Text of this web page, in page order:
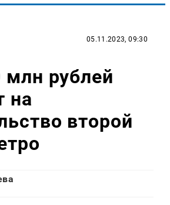
05.11.2023, 09:30
рублей
на
второй